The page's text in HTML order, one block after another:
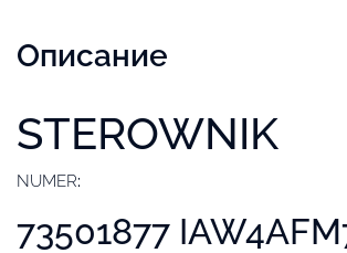
Описание
STEROWNIK
NUMER:
73501877